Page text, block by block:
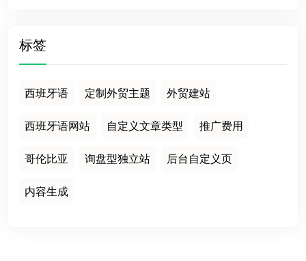
标签
西班牙语 定制外贸主题 外贸建站
西班牙语网站 自定义文章类型 推广费用
哥伦比亚 询盘型独立站 后台自定义页
内容生成